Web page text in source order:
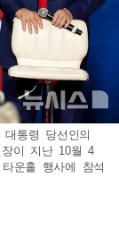
통령 당선인의
장이 지난 10월 4
운홀 행사에 참석